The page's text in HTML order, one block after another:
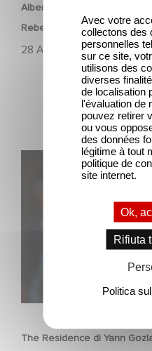
Albert Camus’ ‘The
Rebecca Marder and Swann
28 Aprile 2025
The Residence di Yann
The Residence di Yann
concorso a Cannes 2025
Avec votre
collectons des
personnelles
sur ce site,
utilisons des
diverses
de localisation
l'évaluation de
pouvez retirer
ou vous
des données
légitime à tout
politique de
site internet.
Ok,
Rifiuta
Politica